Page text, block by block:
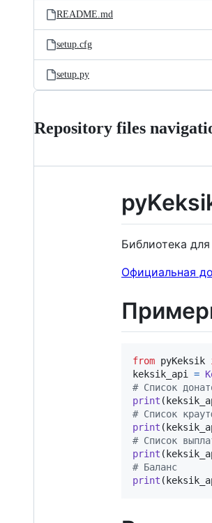
README.md
setup.cfg
setup.py
Repository files
Библиотека
Официальная
from pyKeksik
keksik_api
=
# Список
print (
# Список
print (
# Список
print (
# Баланс
print (